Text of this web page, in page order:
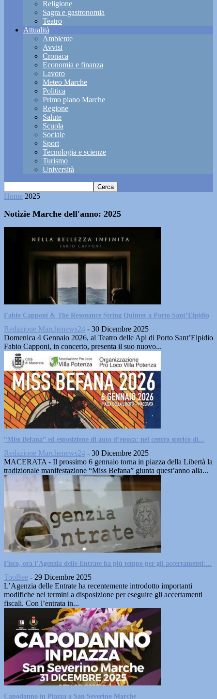
Religione
Sagra e gastronomia
Teatro
Attualità
Ambiente
Avvisi
Cronaca
Economia e finanza
Lavoro
Meteo Marche
Politica
Primo piano Marche
Regione
Salute
Scuola
Sociale
Sport
Tecnologia e scienze
Turismo
Università
Home 2025
Notizie Marche dell'anno: 2025
Fabio Capponi & The Resonance String Quintet a Porto Sant’Elpidio
Redazione Marchenews24 - 30 Dicembre 2025
Domenica 4 Gennaio 2026, al Teatro delle Api di Porto Sant’Elpidio
Fabio Capponi, in concerto, presenta il suo nuovo...
“Miss Befana” ed esposizione di auto d’epoca: nel centro storico di...
Redazione Marchenews24 - 30 Dicembre 2025
MACERATA - Il prossimo 6 gennaio torna in piazza della Libertà la
tradizionale manifestazione “Miss Befana” giunta quest’anno alla...
Fisco, ora l’Agenzia delle Entrate ha più tempo per gli accertamenti:...
TooBee - 29 Dicembre 2025
L’Agenzia delle Entrate ha recentemente introdotto importanti
modifiche nei termini a disposizione per eseguire gli accertamenti
fiscali. Con l’entrata in...
Capodanno in Piazza a San Severino Marche